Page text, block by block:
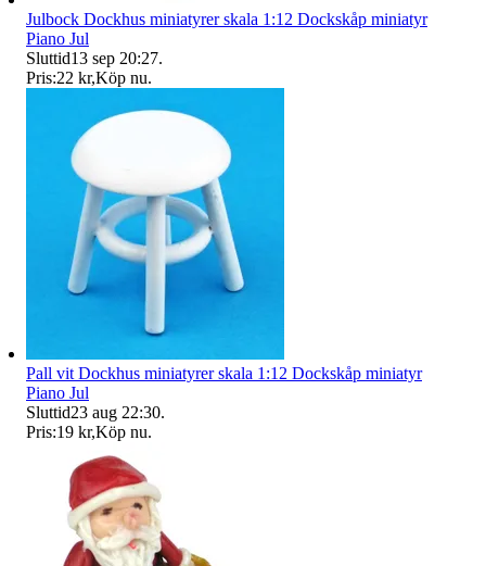
Julbock Dockhus miniatyrer skala 1:12 Dockskåp miniatyr
Piano Jul
Sluttid13 sep 20:27.
Pris:22 kr,Köp nu.
Pall vit Dockhus miniatyrer skala 1:12 Dockskåp miniatyr
Piano Jul
Sluttid23 aug 22:30.
Pris:19 kr,Köp nu.